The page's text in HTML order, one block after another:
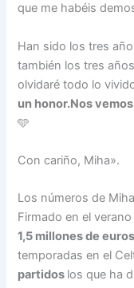
que me habéis
Han sido los tres
también los tres
olvidaré todo lo
un honor.Nos
🩵
Con cariño, Miha».
Los números de
Firmado en el
1,5 millones de euros
temporadas en el
partidos los que ha